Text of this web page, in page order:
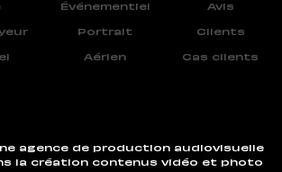
Événementiel
Portrait
Aérien
Avis
Clients
Cas clients
agence de production audiovisuelle
la création contenus vidéo et photo